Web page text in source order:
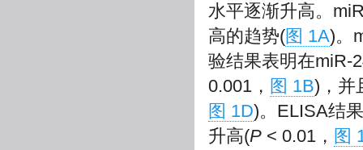
水平逐渐升高。
高的趋势(图 1A)。
验结果表明在miR-
0.001， 图 1B)，并
图 1D)。ELISA结
升高(P < 0.01， 图